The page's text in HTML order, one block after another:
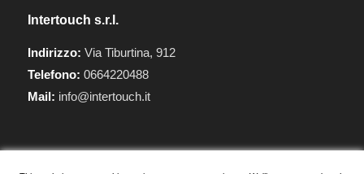
Intertouch s.r.l.
Indirizzo: Via Tiburtina, 912
Telefono: 0664220488
Mail: info@intertouch.it